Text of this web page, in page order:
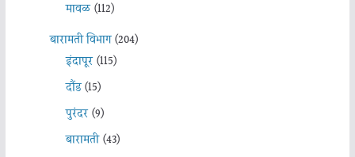
मावळ(112)
बारामती विभाग(204)
इंदापूर(115)
दौंड(15)
पुरंदर(9)
बारामती(43)